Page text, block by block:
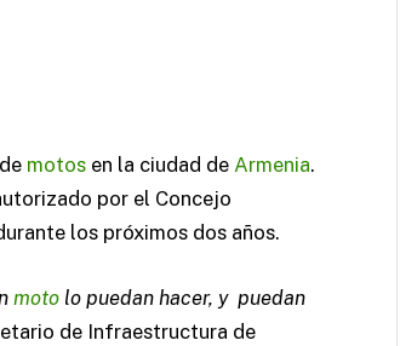
motos en la ciudad de Armenia.
por el Concejo
los próximos dos años.
moto lo puedan hacer, y puedan
de Infraestructura de